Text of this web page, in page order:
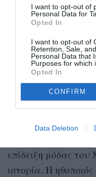
I want to opt-out of
Personal Data for
Opted In
I want to opt-out of
Retention, Sale,
Personal Data that
Purposes for which
Opted In
CONFIRM
Data Deletion
Jeff
H Pat McGrath
επίδειξη μόδας
ιστορία. Η